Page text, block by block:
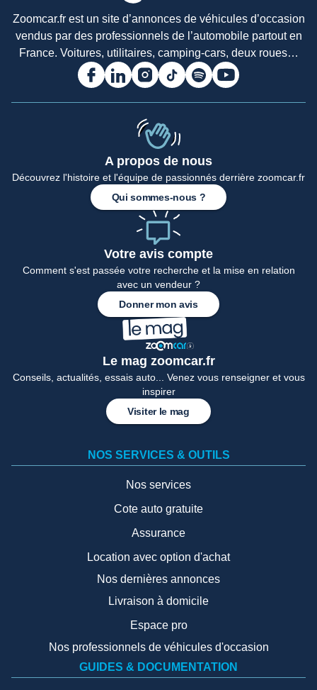
Accueil
Zoomcar.fr est un site d’annonces de véhicules d’occasion
vendus par des professionnels de l’automobile partout en
France. Voitures, utilitaires, camping-cars, deux roues…
A propos de nous
Découvrez l'histoire et l'équipe de passionnés derrière zoomcar.fr
Qui sommes-nous ?
Votre avis compte
Comment s'est passée votre recherche et la mise en relation
avec un vendeur ?
Donner mon avis
Le mag zoomcar.fr
Conseils, actualités, essais auto... Venez vous renseigner et vous
inspirer
Visiter le mag
NOS SERVICES & OUTILS
Nos services
Cote auto gratuite
Assurance
Location avec option d'achat
Nos dernières annonces
Livraison à domicile
Espace pro
Nos professionnels de véhicules d'occasion
GUIDES & DOCUMENTATION